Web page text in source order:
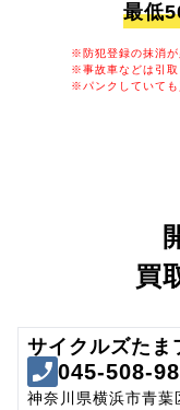
最低
※防犯登録の抹消が
※事故車などは引取
※パンクしていても
買
サイクルズたま
045-508-
神奈川県横浜市青